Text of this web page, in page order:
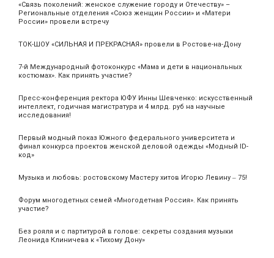
«Связь поколений: женское служение городу и Отечеству» –
Региональные отделения «Союз женщин России» и «Матери
России» провели встречу
ТОК-ШОУ «СИЛЬНАЯ И ПРЕКРАСНАЯ» провели в Ростове-на-Дону
7-й Международный фотоконкурс «Мама и дети в национальных
костюмах». Как принять участие?
Пресс-конференция ректора ЮФУ Инны Шевченко: искусственный
интеллект, годичная магистратура и 4 млрд. руб на научные
исследования!
Первый модный показ Южного федерального университета и
финал конкурса проектов женской деловой одежды «Модный ID-
код»
Музыка и любовь: ростовскому Мастеру хитов Игорю Левину ‒ 75!
Форум многодетных семей «Многодетная Россия». Как принять
участие?
Без рояля и с партитурой в голове: секреты создания музыки
Леонида Клиничева к «Тихому Дону»